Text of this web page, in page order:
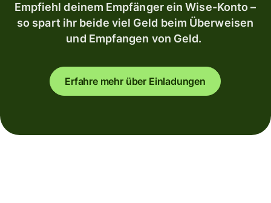
Empfiehl deinem Empfänger ein Wise-Konto –
so spart ihr beide viel Geld beim Überweisen
und Empfangen von Geld.
Erfahre mehr über Einladungen